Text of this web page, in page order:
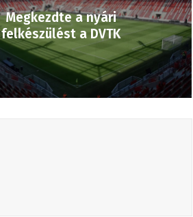
Megkezdte a nyári
felkészülést a DVTK